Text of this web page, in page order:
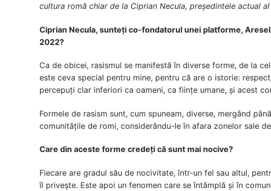
cultura romă chiar de la Ciprian Necula, președintele actual
Ciprian Necula, sunteți co-fondatorul unei platforme,
2022?
Ca de obicei, rasismul se manifestă în diverse forme, de la
este ceva special pentru mine, pentru că are o istorie:
percepuți clar inferiori ca oameni, ca ființe umane, și acest
Formele de rasism sunt, cum spuneam, diverse, mergând
comunitățile de romi, considerându-le în afara zonelor sale
Care din aceste forme credeți că sunt mai nocive?
Fiecare are gradul său de nocivitate, într-un fel sau altul,
îl privește. Este apoi un fenomen care se întâmplă și în